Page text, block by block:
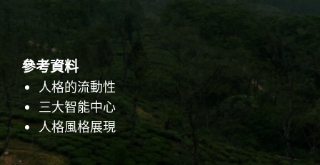
參考資料
人格的流動性
三大智能中心
人格風格展現